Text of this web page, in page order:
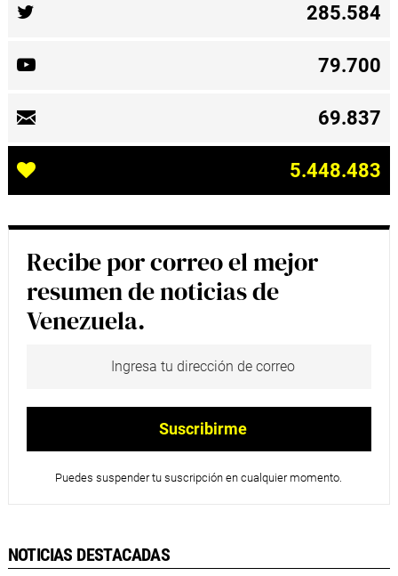
285.584
79.700
69.837
5.448.483
Recibe por correo el mejor
resumen de noticias de
Venezuela.
Puedes suspender tu suscripción en cualquier momento.
NOTICIAS DESTACADAS